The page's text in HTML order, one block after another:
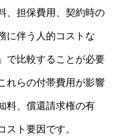
、担保費用、契約時の
に伴う人的コストな
で比較することが必要
れらの付帯費用が影響
料、償還請求権の有
スト要因です。